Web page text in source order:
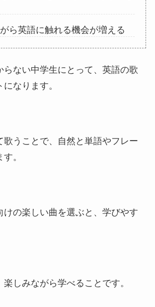
ら英語に触れる機会が増える
らない中学生にとって、英語の歌
なります。
歌うことで、自然と単語やフレー
。
けの楽しい曲を選ぶと、学びやす
しみながら学べることです。